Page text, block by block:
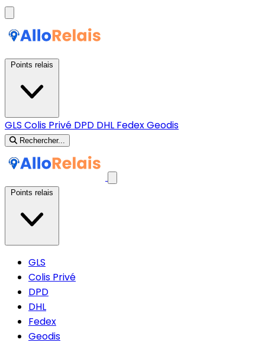
GLS Colis Privé DPD DHL FedexGeodis
Rechercher...
GLS
Colis Privé
DPD
DHL
Fedex
Geodis